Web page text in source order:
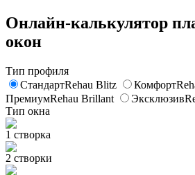
Онлайн-калькулятор
окон
Тип профиля
СтандартRehau Blitz Комфорт
ПремиумRehau Brillant Эксклюзив
Тип окна
1 створка
2 створки